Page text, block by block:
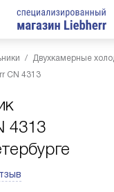
Двухкамерные
CN 4313
4313